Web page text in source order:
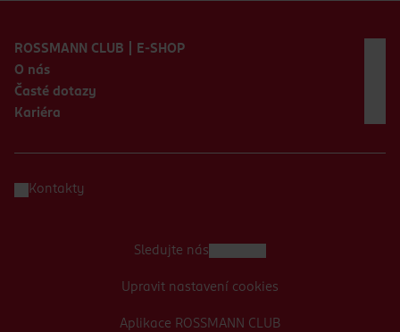
ROSSMANN CLUB | E-SHOP
O nás
Časté dotazy
Kariéra
Kontakty
Aplikace ROSSMANN CLUB
Sledujte nás
Upravit nastavení cookies